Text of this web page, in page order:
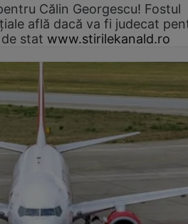
Călin Georgescu! Fostul
află dacă va fi judecat
stat www.stirilekanald.ro